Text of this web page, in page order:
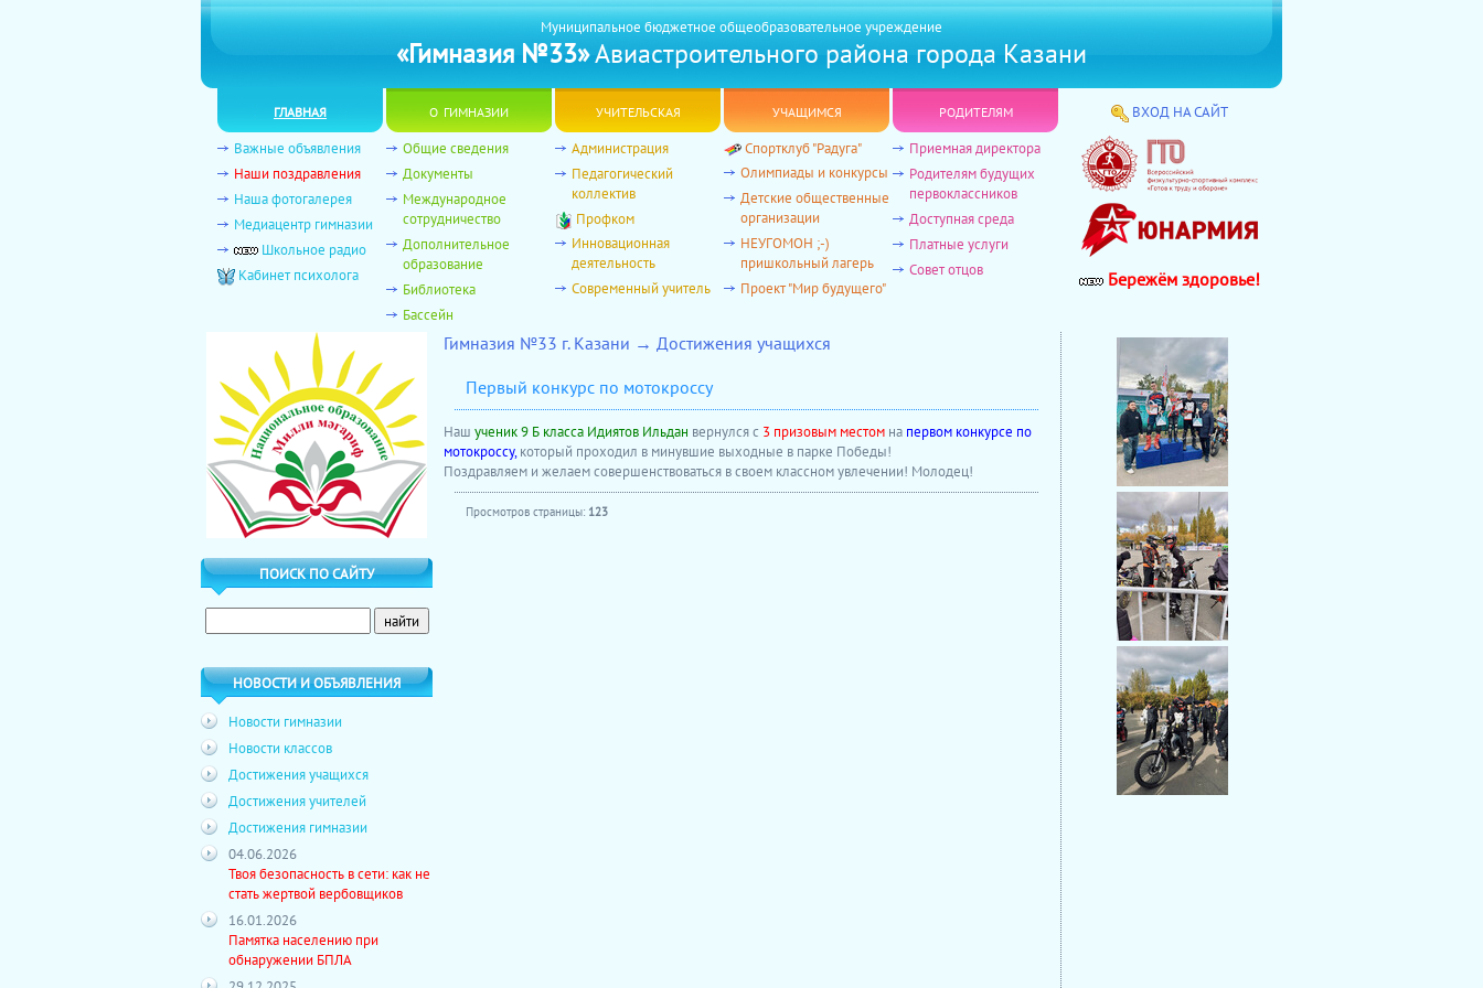
Муниципальное бюджетное общеобразовательное учреждение
«Гимназия №33»Авиастроительного района города Казани
главная о гимназии учительская учащимся родителям ВХОД НА САЙТ
Бережём здоровье!
Важные объявления
Наши поздравления
Наша фотогалерея
Медиацентр гимназии
Школьное радио
Кабинет психолога
Общие сведения
Документы
Международное
сотрудничество
Дополнительное
образование
Библиотека
Бассейн
Администрация
Педагогический
коллектив
Профком
Инновационная
деятельность
Современный учитель
Спортклуб "Радуга"
Олимпиады и конкурсы
Детские общественные
организации
НЕУГОМОН ;-)
пришкольный лагерь
Проект "Мир будущего"
Приемная директора
Родителям будущих
первоклассников
Доступная среда
Платные услуги
Совет отцов
ПОИСК ПО САЙТУ
НОВОСТИ И ОБЪЯВЛЕНИЯ
Новости гимназии
Новости классов
Достижения учащихся
Достижения учителей
Достижения гимназии
04.06.2026
Твоя безопасность в сети: как не
стать жертвой вербовщиков
16.01.2026
Памятка населению при
обнаружении БПЛА
Гимназия №33 г. Казани → Достижения учащихся
Первый конкурс по мотокроссу
Наш ученик 9 Б класса Идиятов Ильдан вернулся с 3 призовым местом на первом конкурсе по
мотокроссу,который проходил в минувшие выходные в парке Победы!
Поздравляем и желаем совершенствоваться в своем классном увлечении! Молодец!
Просмотров страницы: 123